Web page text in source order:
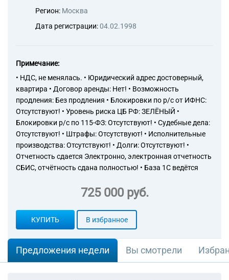
Регион: Москва
Дата регистрации:04.02.1998
Примечание:
• НДС, не менялась. • Юридический адрес достоверный,
квартира • Договор аренды: Нет! • Возможность
продления: Без продления • Блокировки по р/с от ИФНС:
Отсутствуют! • Уровень риска ЦБ РФ: ЗЕЛЁНЫЙ •
Блокировки р/с по 115-ФЗ: Отсутствуют! • Судебные дела:
Отсутствуют! • Штрафы: Отсутствуют! • Исполнительные
производства: Отсутствуют! • Долги: Отсутствуют! •
Отчетность сдается Электронно, электронная отчетность
СБИС, отчётность сдана полностью! • База 1С ведётся
725 000 руб.
КУПИТЬ В избранное
Предложения недели Вы смотрели